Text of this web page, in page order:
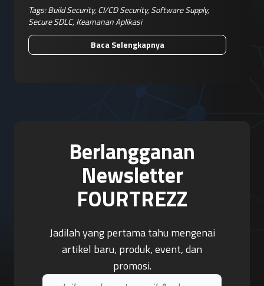
Tags:Build Security,CI/CD Security,Software Supply,
Secure SDLC,Keamanan Aplikasi
Baca Selengkapnya
Berlangganan
Newsletter
FOURTREZZ
Jadilah yang pertama tahu mengenai
artikel baru, produk, event, dan
promosi.